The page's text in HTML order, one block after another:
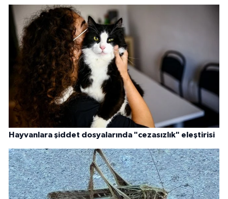
Hayvanlara şiddet dosyalarında "cezasızlık" eleştirisi